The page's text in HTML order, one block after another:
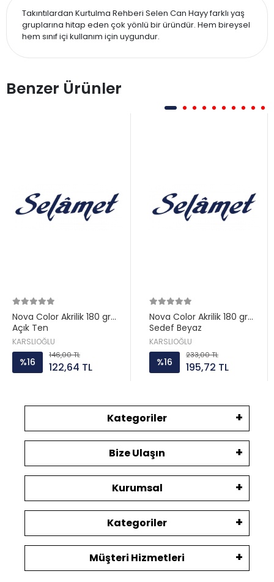
Takıntılardan Kurtulma Rehberi Selen Can Hayy farklı yaş
gruplarına hitap eden çok yönlü bir üründür. Hem bireysel
hem sınıf içi kullanım için uygundur.
Benzer Ürünler
Nova Color Akrilik 180 gr
Açık Ten
KARSLIOĞLU
%16
146,00 TL
122,64 TL
Nova Color Akrilik 180 gr
Sedef Beyaz
KARSLIOĞLU
%16
233,00 TL
195,72 TL
Kategoriler
Bize Ulaşın
Kurumsal
Kategoriler
Müşteri Hizmetleri